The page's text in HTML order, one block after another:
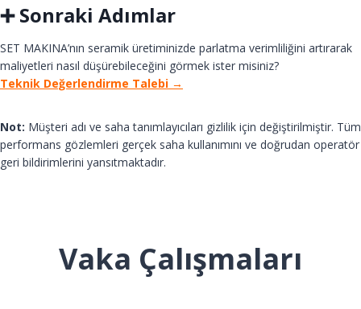
➕ Sonraki Adımlar
SET MAKINA’nın seramik üretiminizde parlatma verimliliğini artırarak
maliyetleri nasıl düşürebileceğini görmek ister misiniz?
Teknik Değerlendirme Talebi →
Not: Müşteri adı ve saha tanımlayıcıları gizlilik için değiştirilmiştir. Tüm
performans gözlemleri gerçek saha kullanımını ve doğrudan operatör
geri bildirimlerini yansıtmaktadır.
Vaka Çalışmaları